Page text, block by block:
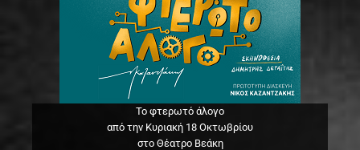
Το φτερωτό άλογο
από την Κυριακή 18 Οκτωβρίου
στο Θέατρο Βεάκη